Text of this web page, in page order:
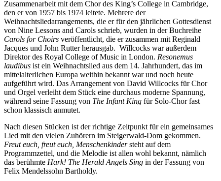
Zusammenarbeit mit dem Chor des King’s College in Cambridge,
den er von 1957 bis 1974 leitete. Mehrere der
Weihnachtsliedarrangements, die er für den jährlichen Gottesdienst
von Nine Lessons and Carols schrieb, wurden in der Buchreihe
Carols for Choirs veröffentlicht, die er zusammen mit Reginald
Jacques und John Rutter herausgab. Willcocks war außerdem
Direktor des Royal College of Music in London. Resonemus
laudibus ist ein Weihnachtslied aus dem 14. Jahrhundert, das im
mittelalterlichen Europa weithin bekannt war und noch heute
aufgeführt wird. Das Arrangement von David Willcocks für Chor
und Orgel verleiht dem Stück eine durchaus moderne Spannung,
während seine Fassung von The Infant King für Solo-Chor fast
schon klassisch anmutet.
Nach diesen Stücken ist der richtige Zeitpunkt für ein gemeinsames
Lied mit den vielen Zuhörern im Steigerwald-Dom gekommen.
Freut euch, freut euch, Menschenkindersteht auf dem
Programmzettel, und die Melodie ist allen wohl bekannt, nämlich
das berühmte Hark! The Herald Angels Sing in der Fassung von
Felix Mendelssohn Bartholdy.